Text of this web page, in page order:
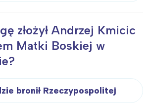
złożył Andrzej Kmicic
Matki Boskiej w
bronił Rzeczypospolitej
mnie wydarzenia z
tego regionu: